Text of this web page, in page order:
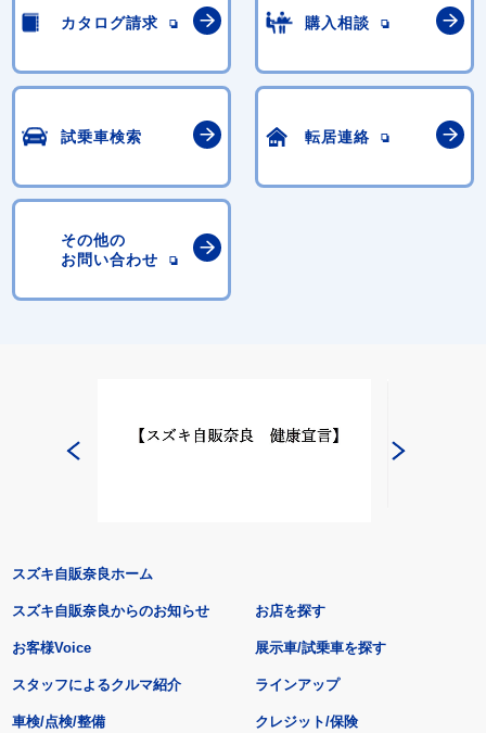
カタログ請求 購入相談
試乗車検索 転居連絡
その他の
お問い合わせ
スズキ自販奈良ホーム
スズキ自販奈良からのお知らせ
お客様Voice
スタッフによるクルマ紹介
お店を探す
展示車/試乗車を探す
ラインアップ
車検/点検/整備 クレジット/保険